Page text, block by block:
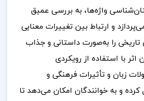
واژه‌ها، به بررسی عمیق
و ارتباط بین تغییرات معنایی
تاریخی را به‌صورت داستانی و جذاب
با استفاده از رویکردی
زبان و تأثیرات فرهنگی و
کرده و به خوانندگان امکان می‌دهد تا